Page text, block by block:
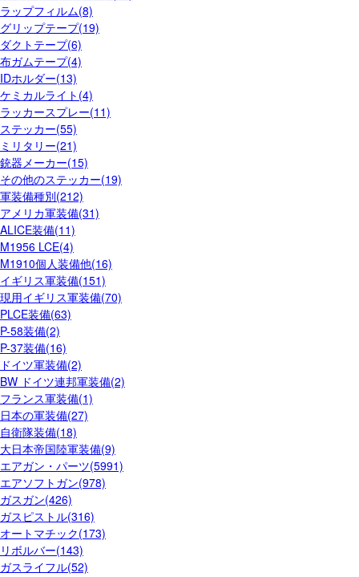
ラップフィルム(8)
グリップテープ(19)
ダクトテープ(6)
布ガムテープ(4)
IDホルダー(13)
ケミカルライト(4)
ラッカースプレー(11)
ステッカー(55)
ミリタリー(21)
銃器メーカー(15)
その他のステッカー(19)
軍装備種別(212)
アメリカ軍装備(31)
ALICE装備(11)
M1956 LCE(4)
M1910個人装備他(16)
イギリス軍装備(151)
現用イギリス軍装備(70)
PLCE装備(63)
P-58装備(2)
P-37装備(16)
ドイツ軍装備(2)
BW ドイツ連邦軍装備(2)
フランス軍装備(1)
日本の軍装備(27)
自衛隊装備(18)
大日本帝国陸軍装備(9)
エアガン・パーツ(5991)
エアソフトガン(978)
ガスガン(426)
ガスピストル(316)
オートマチック(173)
リボルバー(143)
ガスライフル(52)